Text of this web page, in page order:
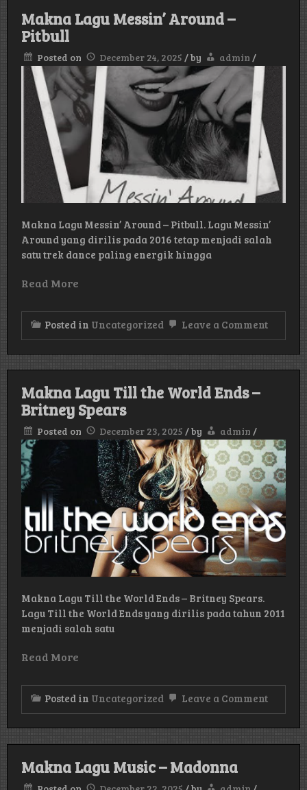
Makna Lagu Messin’ Around –
Pitbull
Posted on December 24, 2025 /by admin /
Makna Lagu Messin’ Around – Pitbull. Lagu Messin’
Around yang dirilis pada 2016 tetap menjadi salah
satu trek dance paling energik hingga
Read More
Posted in Uncategorized Leave a Commenton
Messin’
Around
Makna Lagu Till the World Ends –
Britney Spears
Posted on December 23, 2025 /by admin /
Makna Lagu Till the World Ends – Britney Spears.
Lagu Till the World Ends yang dirilis pada tahun 2011
menjadi salah satu
Read More
Posted in Uncategorized Leave a Commenton
Till
the
Makna Lagu Music – Madonna